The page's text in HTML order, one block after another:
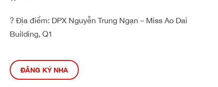
? Địa điểm: DPX Nguyễn Trung Ngạn – Miss Ao Dai
Building, Q1
ĐĂNG KÝ NHA